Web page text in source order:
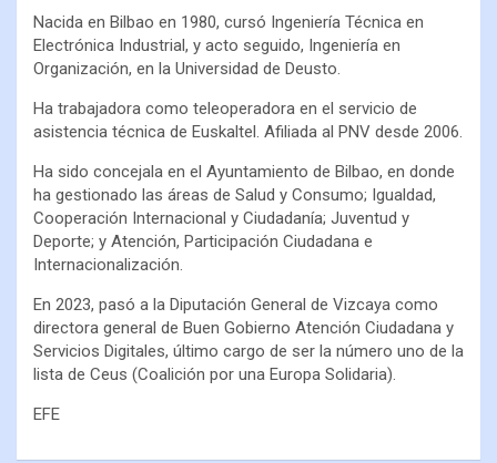
Nacida en Bilbao en 1980, cursó Ingeniería Técnica en
Electrónica Industrial, y acto seguido, Ingeniería en
Organización, en la Universidad de Deusto.
Ha trabajadora como teleoperadora en el servicio de
asistencia técnica de Euskaltel. Afiliada al PNV desde 2006.
Ha sido concejala en el Ayuntamiento de Bilbao, en donde
ha gestionado las áreas de Salud y Consumo; Igualdad,
Cooperación Internacional y Ciudadanía; Juventud y
Deporte; y Atención, Participación Ciudadana e
Internacionalización.
En 2023, pasó a la Diputación General de Vizcaya como
directora general de Buen Gobierno Atención Ciudadana y
Servicios Digitales, último cargo de ser la número uno de la
lista de Ceus (Coalición por una Europa Solidaria).
EFE